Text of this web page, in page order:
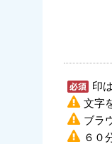
印
文字
ブラ
６０